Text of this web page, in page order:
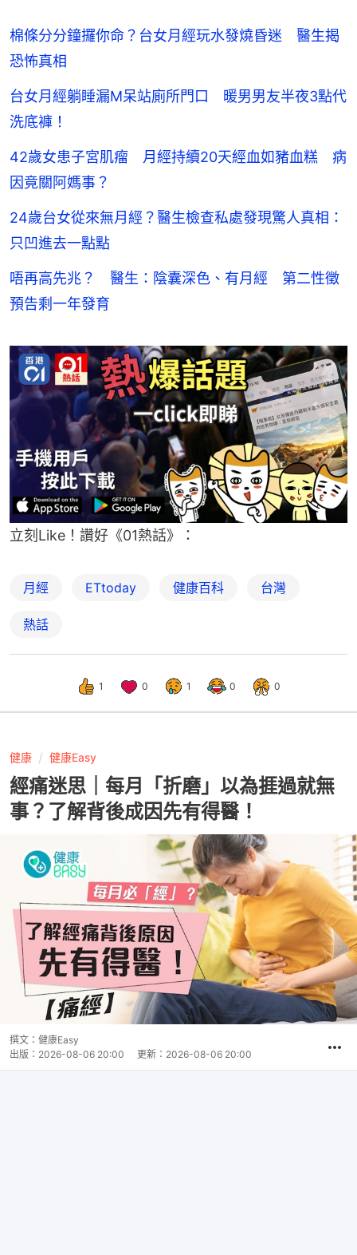
棉條分分鐘攞你命？台女月經玩水發燒昏迷 醫生揭
恐怖真相
台女月經躺睡漏M呆站廁所門口 暖男男友半夜3點代
洗底褲！
42歲女患子宮肌瘤 月經持續20天經血如豬血糕 病
因竟關阿媽事？
24歲台女從來無月經？醫生檢查私處發現驚人真相：
只凹進去一點點
唔再高先兆？ 醫生：陰囊深色、有月經 第二性徵
預告剩一年發育
立刻Like！讚好《01熱話》：
月經 ETtoday 健康百科 台灣
熱話
1 0 1 0 0
健康 健康Easy
經痛迷思｜每月「折磨」以為捱過就無
事？了解背後成因先有得醫！
撰文： 健康Easy
出版： 2026-08-06 20:00 更新： 2026-08-06 20:00